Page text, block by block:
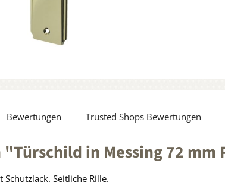
Bewertungen Trusted Shops Bewertungen
in Messing 72 mm
Seitliche Rille.